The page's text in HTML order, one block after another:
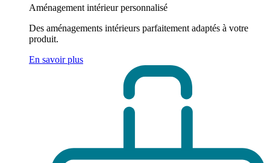
Aménagement intérieur personnalisé
Des aménagements intérieurs parfaitement adaptés à votre
produit.
En savoir plus